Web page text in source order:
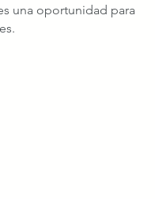
una oportunidad para